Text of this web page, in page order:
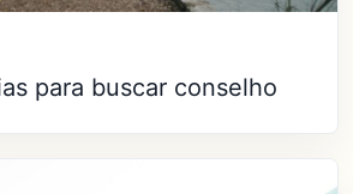
para buscar conselho